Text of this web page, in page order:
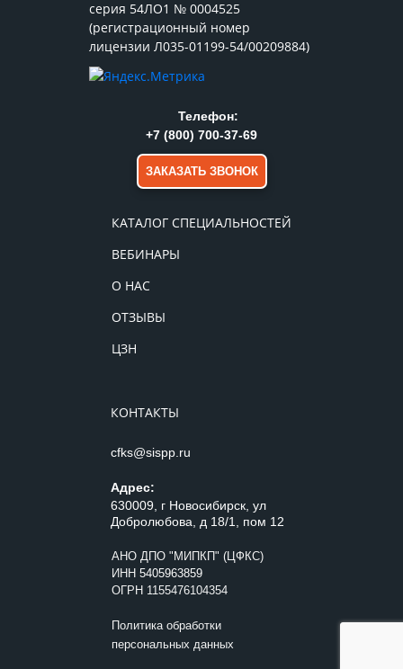
серия 54ЛО1 № 0004525
(регистрационный номер
лицензии Л035-01199-54/00209884)
КАТАЛОГ СПЕЦИАЛЬНОСТЕЙ
ВЕБИНАРЫ
О НАС
ОТЗЫВЫ
ЦЗН
КОНТАКТЫ
cfks@sispp.ru
Адрес:
630009, г Новосибирск, ул
Добролюбова, д 18/1, пом 12
АНО ДПО "МИПКП" (ЦФКС)
ИНН 5405963859
ОГРН 1155476104354
Политика обработки
персональных данных
Телефон:
+7 (800) 700-37-69
ЗАКАЗАТЬ ЗВОНОК